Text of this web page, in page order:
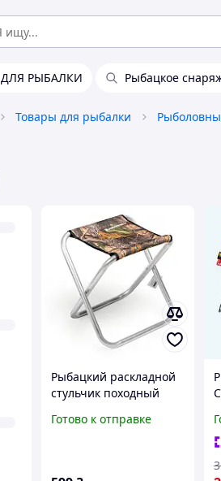
ДЛЯ РЫБАЛКИ Рыбацкое
Товары для рыбалки
Рыбацкий раскладной
стульчик походный
усиленный для
Готово к отправке